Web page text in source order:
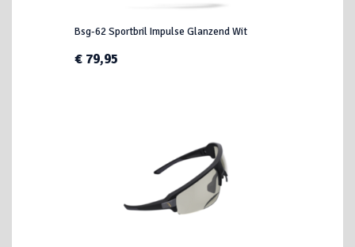
Bsg-62 Sportbril Impulse Glanzend Wit
€ 79,95